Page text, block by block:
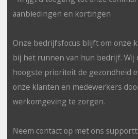
aanbiedingen en kortingen
Onze bedrijfsfocus blijft om onze
bij het runnen van hun bedrijf. Wij
hoogste prioriteit de gezondheid
onze klanten en medewerkers
werkomgeving te zorgen.
Neem contact op met ons